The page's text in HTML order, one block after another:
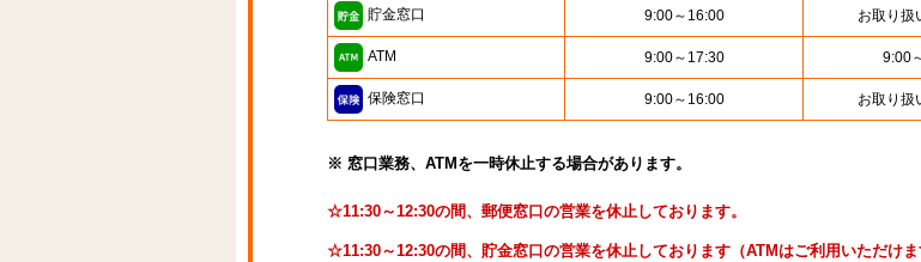
貯金窓口 9:00～16:00 お取り扱
ATM 9:00～17:30 9:00
保険窓口 9:00～16:00 お取り扱
※ 窓口業務、ATMを一時休止する場合があります。
☆11:30～12:30の間、郵便窓口の営業を休止しております。
☆11:30～12:30の間、貯金窓口の営業を休止しております（ATMはご利用いただけま